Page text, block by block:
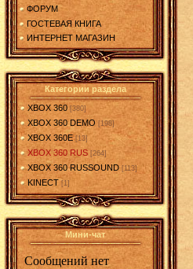
ФОРУМ
ГОСТЕВАЯ КНИГА
ИНТЕРНЕТ МАГАЗИН
Категории раздела
XBOX 360 [380]
XBOX 360 DEMO [198]
XBOX 360E [13]
XBOX 360 RUS [264]
XBOX 360 RUSSOUND [113]
KINECT [1]
Мини-чат